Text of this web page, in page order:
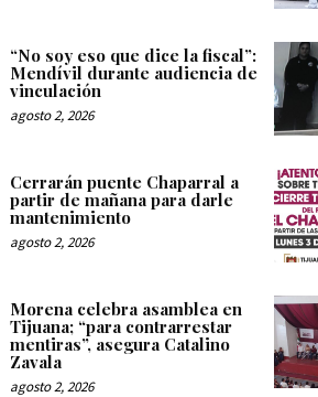
“No soy eso que dice la fiscal”:
Mendívil durante audiencia de
vinculación
agosto 2, 2026
Cerrarán puente Chaparral a
partir de mañana para darle
mantenimiento
agosto 2, 2026
Morena celebra asamblea en
Tijuana; “para contrarrestar
mentiras”, asegura Catalino
Zavala
agosto 2, 2026